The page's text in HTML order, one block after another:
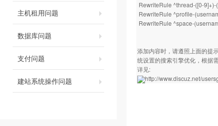
主机租用问题
数据库问题
支付问题
建站系统操作问题
RewriteRule ^thread-([0-
RewriteRule ^profile-
RewriteRule ^space-
添加内容时，请遵照上面的提
统设置的搜索引擎优化，根据
详见:
http://www.discuz.net/